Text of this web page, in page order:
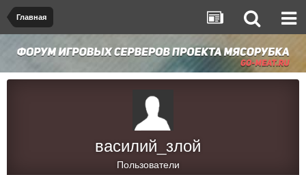
Главная
василий_злой
Пользователи